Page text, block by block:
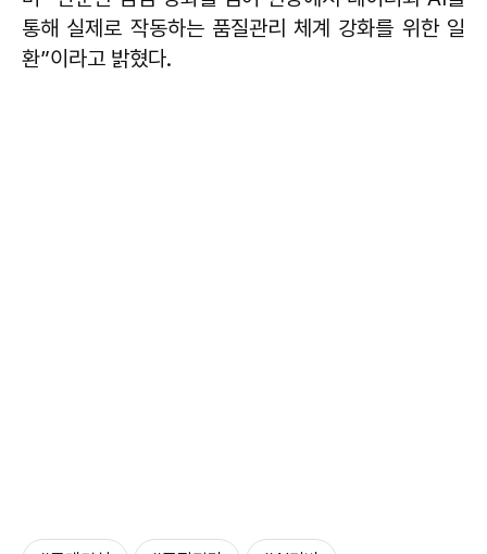
통해 실제로 작동하는 품질관리 체계 강화를 위한 일
환”이라고 밝혔다.